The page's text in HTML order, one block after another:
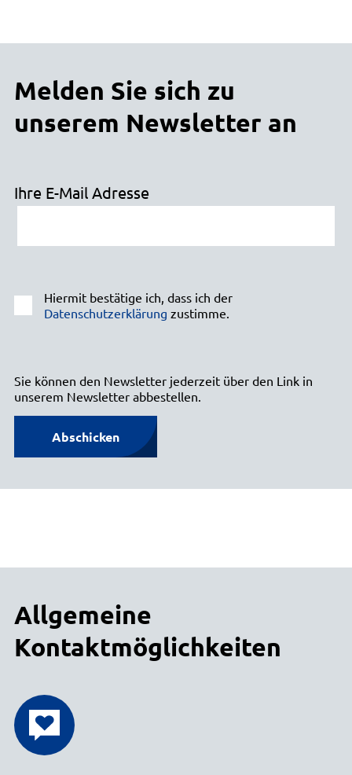
Melden Sie sich zu
unserem Newsletter an
Ihre E-Mail Adresse
Hiermit bestätige ich, dass ich der
Datenschutzerklärung zustimme.
Sie können den Newsletter jederzeit über den Link in
unserem Newsletter abbestellen.
Abschicken
Allgemeine
Kontaktmöglichkeiten